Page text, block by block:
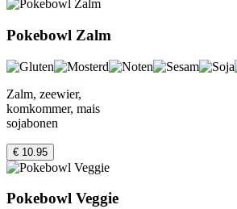
Pokebowl Zalm
Zalm, zeewier,
komkommer, mais
sojabonen
€ 10.95
Pokebowl Veggie